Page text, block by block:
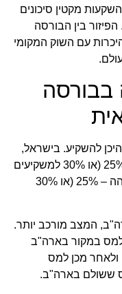
מקטין סיכונים
הפיזור בין הבורסה
עם השוק המקומי
בבורסה
להשקיע. בישראל,
המס על רווחי הון ממניות עומד כיום על 25% (או 30% למשקיעים
מהותיים). לגבי דיבידנדים, שיעור המס זהה – 25% (או 30%
המצב מורכב יותר.
למס במקור בארה"ב
המס), ולאחר מכן למס
ששולם בארה"ב.